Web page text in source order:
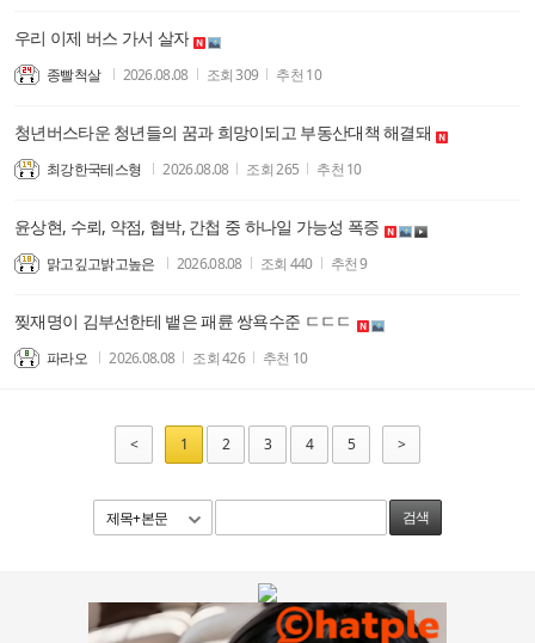
우리 이제 버스 가서 살자
종빨척살 2026.08.08 조회309 추천 10
청년버스타운 청년들의 꿈과 희망이되고 부동산대책 해결돼
최강한국테스형 2026.08.08 조회265 추천 10
윤상현, 수뢰, 약점, 협박, 간첩 중 하나일 가능성 폭증
맑고깊고밝고높은 2026.08.08 조회 440 추천9
찢재명이 김부선한테 뱉은 패륜 쌍욕수준 ㄷㄷㄷ
파라오 2026.08.08 조회426 추천 10
< 1 2 3 4 5 >
제목+본문 검색